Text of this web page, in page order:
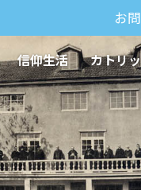
お
信仰生活 カトリ